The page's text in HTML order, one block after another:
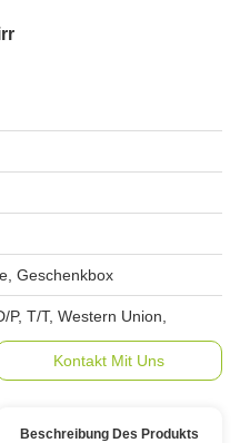
Geschenkbox
P, T/T, Western Union,
Kontakt Mit Uns
Beschreibung Des Produkts